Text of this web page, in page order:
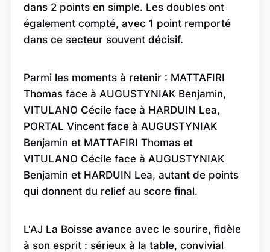
dans 2 points en simple. Les doubles ont
également compté, avec 1 point remporté
dans ce secteur souvent décisif.
Parmi les moments à retenir : MATTAFIRI
Thomas face à AUGUSTYNIAK Benjamin,
VITULANO Cécile face à HARDUIN Lea,
PORTAL Vincent face à AUGUSTYNIAK
Benjamin et MATTAFIRI Thomas et
VITULANO Cécile face à AUGUSTYNIAK
Benjamin et HARDUIN Lea, autant de points
qui donnent du relief au score final.
L'AJ La Boisse avance avec le sourire, fidèle
à son esprit : sérieux à la table, convivial